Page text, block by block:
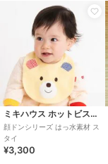
ミキハウス ホットビスケッツ
顔ドンシリーズ はっ水素材 ス
タイ
¥3,300